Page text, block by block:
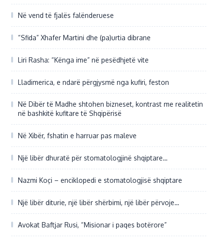
Në vend të fjalës falënderuese
“Sfida” Xhafer Martini dhe (pa)urtia dibrane
Liri Rasha: “Kënga ime” në pesëdhjetë vite
Lladimerica, e ndarë përgjysmë nga kufiri, feston
Në Dibër të Madhe shtohen bizneset, kontrast me realitetin
në bashkitë kufitare të Shqipërisë
Në Xibër, fshatin e harruar pas maleve
Një libër dhuratë për stomatologjinë shqiptare…
Nazmi Koçi – enciklopedi e stomatologjisë shqiptare
Një libër diturie, një libër shërbimi, një libër përvoje…
Avokat Baftjar Rusi, “Misionar i paqes botërore”